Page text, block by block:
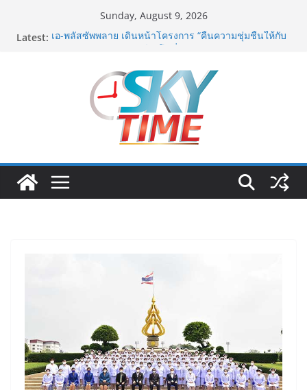
Sunday, August 9, 2026
Latest: เอ-พลัสซัพพลาย เดินหน้าโครงการ “คืนความชุ่มชื้นให้กับ
ภัยทั่วทุกพื้นที่
รฟท. เปิดเวทีรับฟังความคิดเห็นประชาชน ครั้งที่ 2
โครงการรถไฟฟ้าสายสีแดงเข้ม “วงเวียนใหญ่–มหาชัย”
เดินหน้าพัฒนาโครงการบนพื้นฐานข้อเท็จจริงและการมี
“เอกนิติ” เตือนบริษัทมหาชนที่ค้างชำระค่าบริการวิชาชีพ
ต้องเปิดเผยข้อมูลทางบัญชีอย่างถูกต้อง ระวังการนำส่งงบ
การเงินต่อ ก.ล.ต. โดยไม่แสดงภาระหนี้ตามข้อเท็จจริง
อาจเข้าข่ายรายงานข้อมูลอันเป็นเท็จ
พิตบลู ศิษย์ทรายทอง กำปั้นดาวรุ่งวัย 15 ปีตัวแทน
ภารกิจตำรวจจราจรโครงการพระราชดำริ นำส่งอวัยวะ
หัวใจ ดวงที่ 184 สำเร็จลุล่วง ณ รพ.ศิริราช